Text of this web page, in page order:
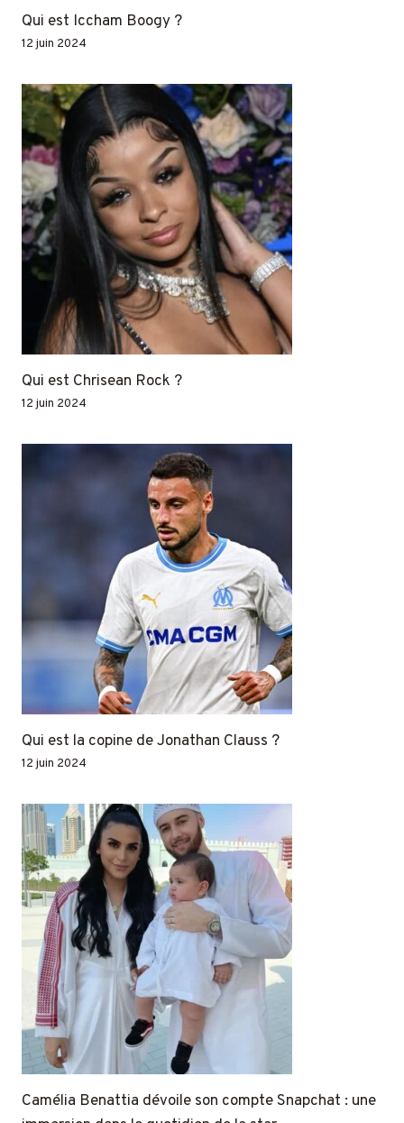
Qui est Iccham Boogy ?
12 juin 2024
Qui est Chrisean Rock ?
12 juin 2024
Qui est la copine de Jonathan Clauss ?
12 juin 2024
Camélia Benattia dévoile son compte Snapchat : une